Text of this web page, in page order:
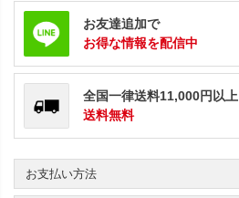
お友達追加で
お得な情報を配信中
全国一律送料11,000円以上
送料無料
お支払い方法